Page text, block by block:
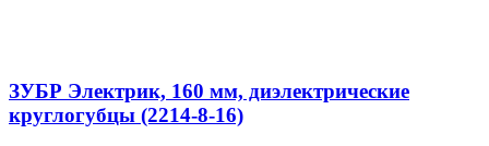
ЗУБР Электрик, 160 мм, диэлектрические
круглогубцы (2214-8-16)